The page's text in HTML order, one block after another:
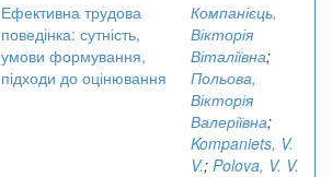
Ефективна трудова
поведінка: сутність,
умови формування,
підходи до оцінювання
Компанієць,
Вікторія
Віталіївна;
Польова,
Вікторія
Валеріївна;
Kompaniets, V.
V.; Polova, V. V.